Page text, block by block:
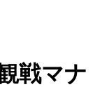
戦マナ